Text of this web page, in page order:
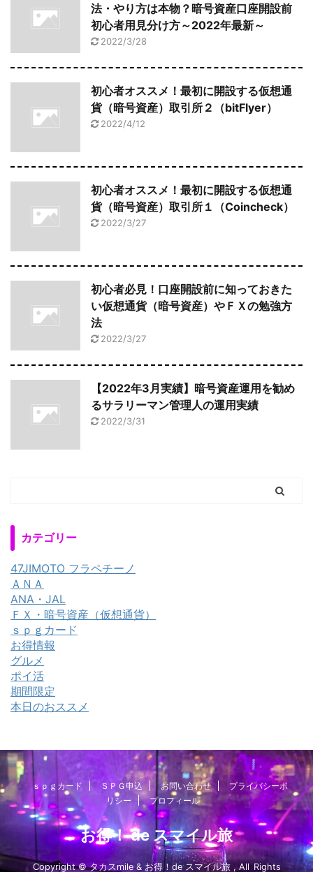
法・やり方は本物？暗号資産口座開設前
初心者用見分け方～2022年最新～
2022/3/28
初心者オススメ！最初に開設する仮想通
貨（暗号資産）取引所２（bitFlyer）
2022/4/12
初心者オススメ！最初に開設する仮想通
貨（暗号資産）取引所１（Coincheck）
2022/3/27
初心者必見！口座開設前に知っておきた
い仮想通貨（暗号資産）やＦＸの勉強方
法
2022/3/27
【2022年3月実績】暗号資産運用を勧め
るサラリーマン管理人の運用実績
2022/3/31
カテゴリー
47JIMOTO フラペチーノ
ＡＮＡ
ANA・JAL
ＦＸ・暗号資産（仮想通貨）
ｓｐｇカード
お得情報
グルメ
ポイ活
期間限定
本日のおススメ
ｓｐｇカード ＳＰＧ申込 お問い合わせ
プライバシーポ
リシー
プロフィール
お得！ de スマイル旅
Copyright © タカスmile & お得！de スマイル旅 , All Rights